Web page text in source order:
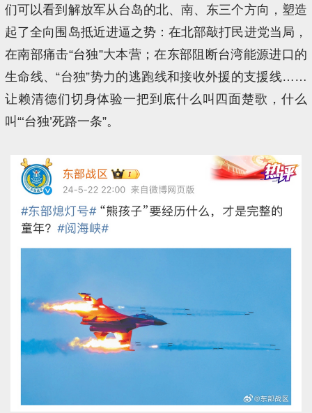
们可以看到解放军从台岛的北、南、东三个方向，塑造
起了全向围岛抵近进逼之势：在北部敲打民进党当局，
在南部痛击“台独”大本营；在东部阻断台湾能源进口的
生命线、“台独”势力的逃跑线和接收外援的支援线……
让赖清德们切身体验一把到底什么叫四面楚歌，什么
叫“‘台独’死路一条”。